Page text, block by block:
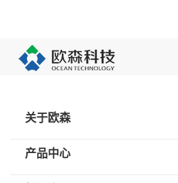
关于欧森
产品中心